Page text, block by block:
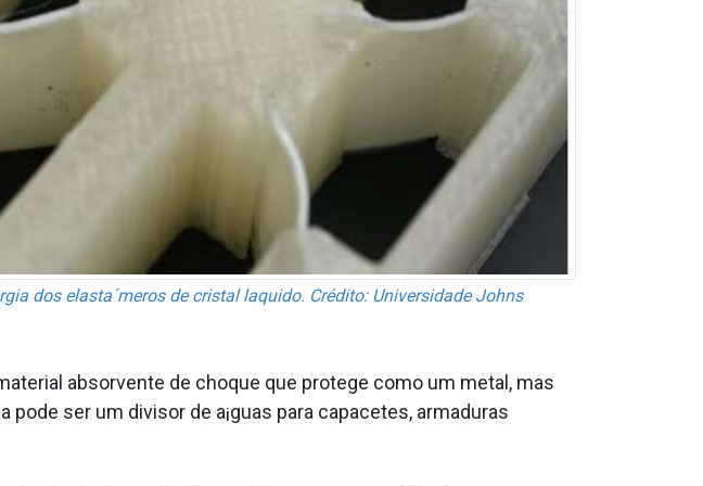
dos elasta´meros de cristal la­quido. Crédito: Universidade Johns
absorvente de choque que protege como um metal, mas
ser um divisor de a¡guas para capacetes, armaduras